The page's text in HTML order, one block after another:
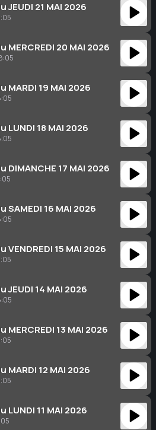
JEUDI 21 MAI 2026
MERCREDI 20 MAI 2026
MARDI 19 MAI 2026
LUNDI 18 MAI 2026
DIMANCHE 17 MAI 2026
SAMEDI 16 MAI 2026
VENDREDI 15 MAI 2026
JEUDI 14 MAI 2026
MERCREDI 13 MAI 2026
MARDI 12 MAI 2026
LUNDI 11 MAI 2026